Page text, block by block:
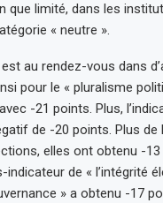
que limité, dans les
« neutre ».
au rendez-vous dans
pour le « pluralisme
-21 points. Plus,
de -20 points. Plus
elles ont obtenu -
de « l’intégrité
» a obtenu -17